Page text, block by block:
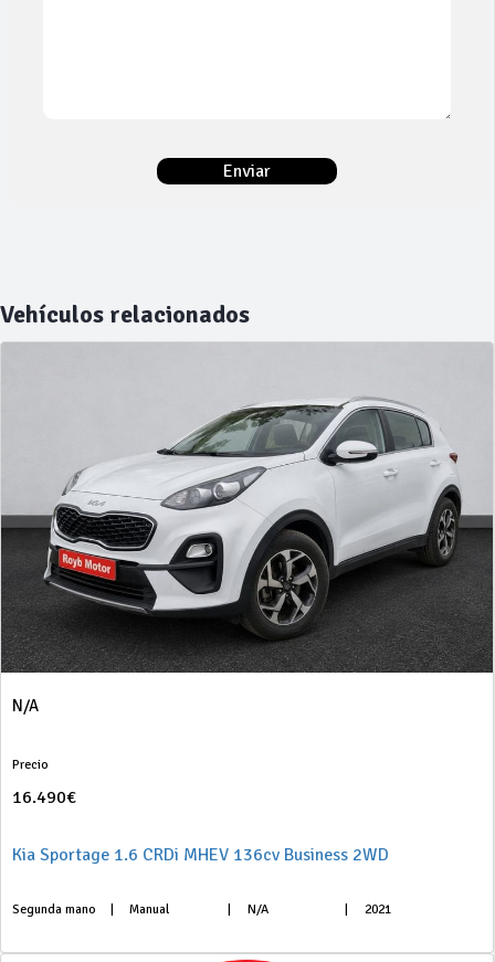
Vehículos relacionados
N/A
Precio
16.490€
Kia Sportage 1.6 CRDi MHEV 136cv Business 2WD
Segunda mano Manual N/A 2021